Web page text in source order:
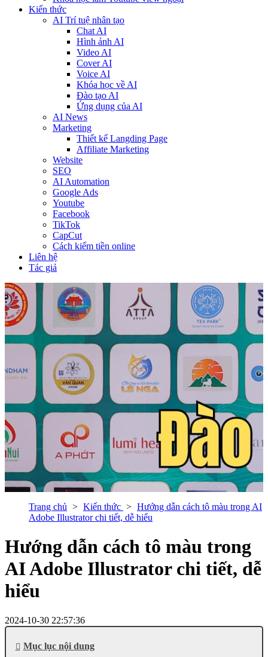
Kiến thức
AI Trí tuệ nhân tạo
Chat AI
Hình ảnh AI
Video AI
Cover AI
Voice AI
Khóa học về AI
Đào tạo AI
Ứng dụng của AI
AI News
Marketing
Thiết kế Langding Page
Affiliate Marketing
Website
SEO
AI Automation
Google Ads
Youtube
Facebook
TikTok
CapCut
Cách kiếm tiền online
Liên hệ
Tác giả
Trang chủ Kiến thức
Hướng dẫn cách tô màu trong AI
Adobe Illustrator chi tiết, dễ hiểu
Hướng dẫn cách tô màu trong
AI Adobe Illustrator chi tiết, dễ
hiểu
2024-10-30 22:57:36
Mục lục nội dung